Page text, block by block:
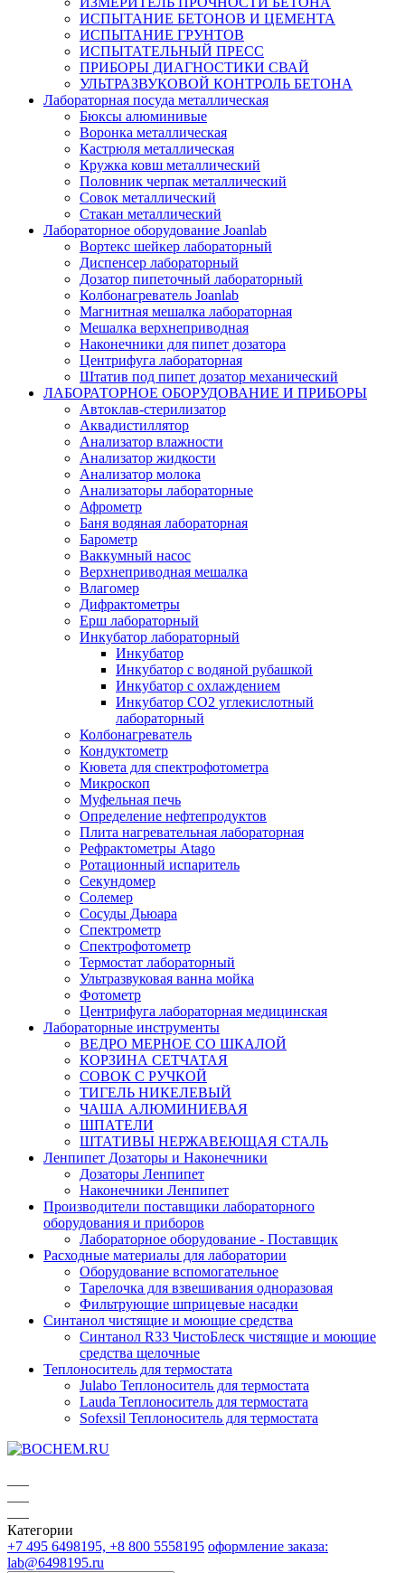
ИСПЫТАНИЕ БЕТОНОВ И ЦЕМЕНТА
ИСПЫТАНИЕ ГРУНТОВ
ИСПЫТАТЕЛЬНЫЙ ПРЕСС
ПРИБОРЫ ДИАГНОСТИКИ СВАЙ
УЛЬТРАЗВУКОВОЙ КОНТРОЛЬ БЕТОНА
Лабораторная посуда металлическая
Бюксы алюминивые
Воронка металлическая
Кастрюля металлическая
Кружка ковш металлический
Половник черпак металлический
Совок металлический
Стакан металлический
Лабораторное оборудование Joanlab
Вортекс шейкер лабораторный
Диспенсер лабораторный
Дозатор пипеточный лабораторный
Колбонагреватель Joanlab
Магнитная мешалка лабораторная
Мешалка верхнеприводная
Наконечники для пипет дозатора
Центрифуга лабораторная
Штатив под пипет дозатор механический
ЛАБОРАТОРНОЕ ОБОРУДОВАНИЕ И ПРИБОРЫ
Автоклав-стерилизатор
Аквадистиллятор
Анализатор влажности
Анализатор жидкости
Анализатор молока
Анализаторы лабораторные
Афрометр
Баня водяная лабораторная
Барометр
Ваккумный насос
Верхнеприводная мешалка
Влагомер
Дифрактометры
Ерш лабораторный
Инкубатор лабораторный
Инкубатор
Инкубатор с водяной рубашкой
Инкубатор с охлаждением
Инкубатор СО2 углекислотный
лабораторный
Колбонагреватель
Кондуктометр
Кювета для спектрофотометра
Микроскоп
Муфельная печь
Определение нефтепродуктов
Плита нагревательная лабораторная
Рефрактометры Atago
Ротационный испаритель
Секундомер
Солемер
Сосуды Дьюара
Спектрометр
Спектрофотометр
Термостат лабораторный
Ультразвуковая ванна мойка
Фотометр
Центрифуга лабораторная медицинская
Лабораторные инструменты
ВЕДРО МЕРНОЕ СО ШКАЛОЙ
КОРЗИНА СЕТЧАТАЯ
СОВОК С РУЧКОЙ
ТИГЕЛЬ НИКЕЛЕВЫЙ
ЧАША АЛЮМИНИЕВАЯ
ШПАТЕЛИ
ШТАТИВЫ НЕРЖАВЕЮЩАЯ СТАЛЬ
Ленпипет Дозаторы и Наконечники
Дозаторы Ленпипет
Наконечники Ленпипет
Производители поставщики лабораторного
оборудования и приборов
Лабораторное оборудование - Поставщик
Расходные материалы для лаборатории
Оборудование вспомогательное
Тарелочка для взвешивания одноразовая
Фильтрующие шприцевые насадки
Синтанол чистящие и моющие средства
Синтанол R33 ЧистоБлеск чистящие и моющие
средства щелочные
Теплоноситель для термостата
Julabo Теплоноситель для термостата
Lauda Теплоноситель для термостата
Sofexsil Теплоноситель для термостата
Категории
+7 495 6498195, +8 800 5558195 оформление заказа:
lab@6498195.ru